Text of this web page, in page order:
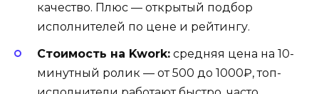
качество. Плюс — открытый подбор
исполнителей по цене и рейтингу.
Стоимость на Kwork: средняя цена на 10-
минутный ролик — от 500 до 1000₽, топ-